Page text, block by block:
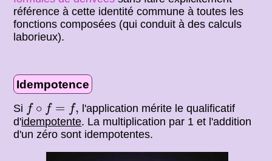
référence à cette identité commune à toutes les
fonctions composées (qui conduit à des calculs
laborieux).
Idempotence
Si f ∘ f = f,
f∘ =f
l'application mérite le qualificatif
d'idempotente. La multiplication par 1 et l'addition
d'un zéro sont idempotentes.